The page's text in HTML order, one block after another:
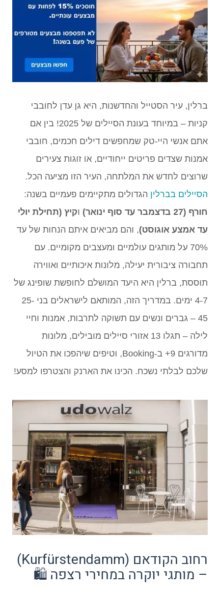
ברלין, עיר הסטייל והחדשנות, היא גן עדן לחובבי
קניות – במיוחד בעונת הסיילים של 2025! בין אם
אתם אנשי היי-טק שמחפשים דילים חכמים, חובבי
אמנות שצדים פריטים ייחודיים, או זוגות צעירים
שרוצים לחדש את המלתחה, העיר הזו מציעה הכל.
הסיילים בברלין הגדולים מתקיימים פעמיים בשנה:
חורף (27 בדצמבר עד סוף ינואר)
וקיץ (תחילת יולי
עד אמצע אוגוסט), והם מביאים איתם הנחות של עד
70% על מותגים עולמיים ומעצבים מקומיים. עם
תחבורה ציבורית יעילה, מלונות איכותיים ואווירה
תוססת, ברלין היא היעד המושלם לחופשת שופינג של
4-7 ימים. במדריך הזה, המותאם לישראלים בני 25-
45 – גברים ונשים עם תשוקה לתרבות, אמנות וחיי
לילה – תגלו 13 אזורי סיילים מובילים, מלונות
מדורגים 9+ ב-Booking, וטיפים שיהפכו את הטיול
שלכם לבלתי נשכח. הכינו את הארנק והצטרפו למסע!
רחוב הקודאם (Kurfürstendamm)
– מותגי יוקרה במחירי רצפה 🛍️